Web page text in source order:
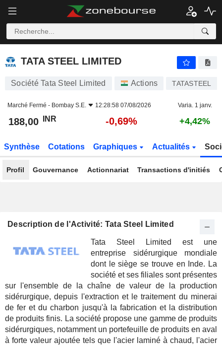
TATA STEEL LIMITED
TATA STEEL LIMITED
Société Tata Steel Limited Actions TATASTEEL
Marché Fermé - Bombay S.E. 12:28:58 07/08/2026 Varia. 1 janv.
188,00 INR -0,69% +4,42%
Synthèse Cotations Graphiques Actualités
Profil Gouvernance Actionnariat Transactions d'initiés
Description de l'Activité: Tata Steel Limited
Tata Steel Limited est une
entreprise sidérurgique mondiale
dont le siège se trouve en Inde. La
société et ses filiales sont présentes
sur l'ensemble de la chaîne de valeur de la production
sidérurgique, depuis l'extraction et le traitement du minerai
de fer et du charbon jusqu'à la fabrication et la distribution
de produits finis. La société propose une gamme de produits
sidérurgiques, notamment un portefeuille de produits en aval
à forte valeur ajoutée tels que l'acier laminé à chaud, l'acier